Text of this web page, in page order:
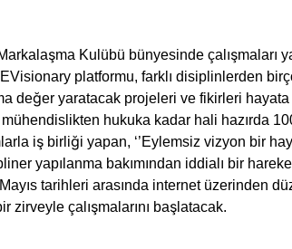
Kulübü bünyesinde çalışmaları
platformu, farklı disiplinlerden
değer yaratacak projeleri ve fikirleri
hukuka kadar hali hazırda
iş birliği yapan, ‘’Eylemsiz vizyon bir
yapılanma bakımından iddialı bir
tarihleri arasında internet üzerinden
zirveyle çalışmalarını başlatacak.